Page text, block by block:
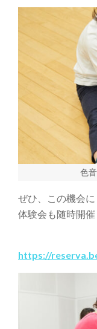
色
ぜひ、この機会
体験会も随時開催
https://